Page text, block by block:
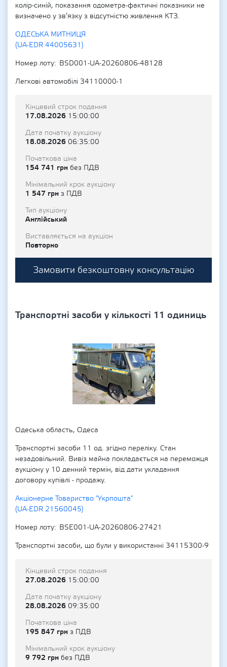
колір-синій, показання одометра-фактичні показники не
визначено у зв’язку з відсутністю живлення КТЗ.
ОДЕСЬКА МИТНИЦЯ
(UA-EDR 44005631)
Номер лоту
BSD001-UA-20260806-48128
Легкові автомобілі 34110000-1
Кінцевий строк подання
17.08.2026 15:00:00
Дата початку аукціону
18.08.2026 06:35:00
Початкова ціна
154 741 грн без ПДВ
Мінімальний крок аукціону
1 547 грн з ПДВ
Тип аукціону
Англійський
Виставляється на аукціон
Повторно
Замовити безкоштовну консультацію
Транспортні засоби у кількості 11 одиниць
Одеська область, Одеса
Транспортні засоби 11 од. згідно переліку. Стан
незадовільний. Вивіз майна покладається на переможця
аукціону у 10 денний термін, від дати укладання
договору купівлі - продажу.
Акціонерне Товариство "Укрпошта"
(UA-EDR 21560045)
Номер лоту
BSE001-UA-20260806-27421
Транспортні засоби, що були у використанні 34115300-9
Кінцевий строк подання
27.08.2026 15:00:00
Дата початку аукціону
28.08.2026 09:35:00
Початкова ціна
195 847 грн з ПДВ
Мінімальний крок аукціону
9 792 грн без ПДВ